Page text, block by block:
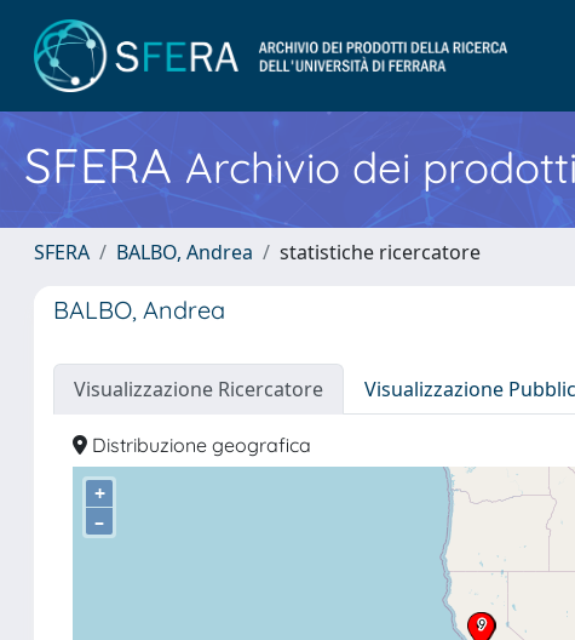
SFERA Archivio dei
SFERA BALBO, Andrea statistiche ricercatore
BALBO, Andrea
Visualizzazione Ricercatore Visualizzazione
Distribuzione geografica
+
–